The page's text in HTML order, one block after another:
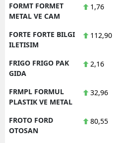
FORMT FORMET
METAL VE CAM
1,76
FORTE FORTE BILGI
ILETISIM
112,90
FRIGO FRIGO PAK
GIDA
2,16
FRMPL FORMUL
PLASTIK VE METAL
32,96
FROTO FORD
OTOSAN
80,55